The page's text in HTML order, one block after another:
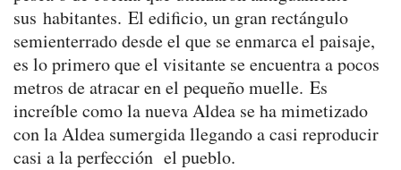
sus habitantes. El edificio, un gran rectángulo
semienterrado desde el que se enmarca el paisaje,
es lo primero que el visitante se encuentra a pocos
metros de atracar en el pequeño muelle. Es
increíble como la nueva Aldea se ha mimetizado
con la Aldea sumergida llegando a casi reproducir
casi a la perfección el pueblo.